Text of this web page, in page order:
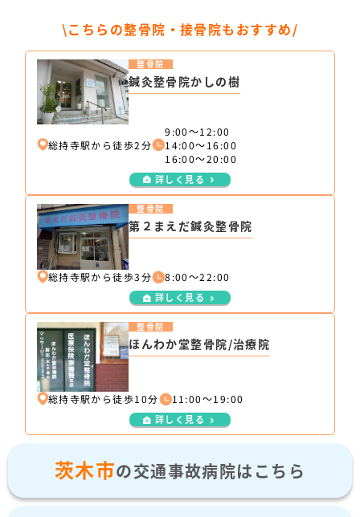
\こちらの整骨院・接骨院もおすすめ/
鍼灸整骨院かしの樹
整骨院
総持寺駅から徒歩2分
9:00～12:00
14:00～16:00
16:00～20:00
詳しく見る
第２まえだ鍼灸整骨院
整骨院
総持寺駅から徒歩3分 8:00～22:00
詳しく見る
ほんわか堂整骨院/治療院
整骨院
総持寺駅から徒歩10分 11:00～19:00
詳しく見る
茨木市の交通事故病院はこちら